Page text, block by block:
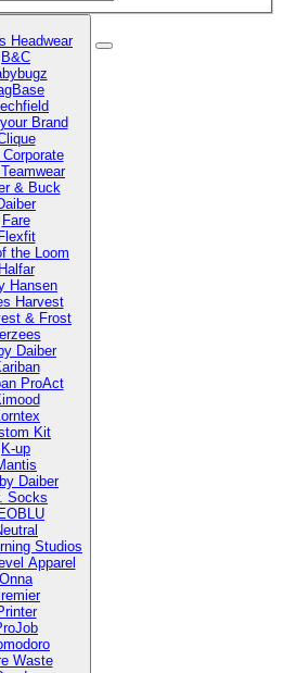
Headwear
B&C
Brand
& Buck
Fare
the Loom
Halfar
Hansen
Harvest
& Frost
Daiber
ProAct
Kit
K-up
Daiber
Socks
Studios
Apparel
Onna
Waste